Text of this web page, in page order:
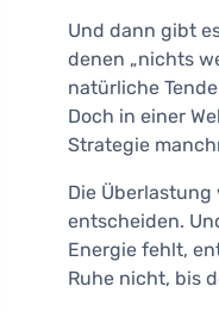
Und dann gibt
denen „nichts
natürliche
Doch in einer
Strategie
Die Überlastung
entscheiden.
Energie fehlt,
Ruhe nicht, bis